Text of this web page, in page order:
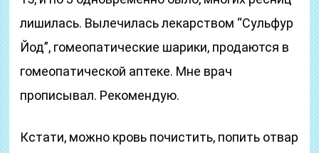
лишилась. Вылечилась лекарством “Сульфур
Йод”, гомеопатические шарики, продаются в
гомеопатической аптеке. Мне врач
прописывал. Рекомендую.
Кстати, можно кровь почистить, попить отвар